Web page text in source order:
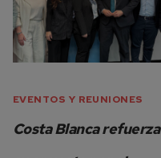
EVENTOS Y REUNIONES
Costa Blanca refuerza